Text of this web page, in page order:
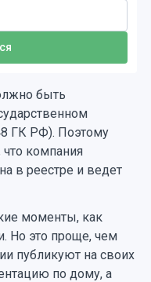
быть
ГК РФ). Поэтому
что компания
в реестре и ведет
моменты, как
Но это проще, чем
публикуют на своих
по дому, а